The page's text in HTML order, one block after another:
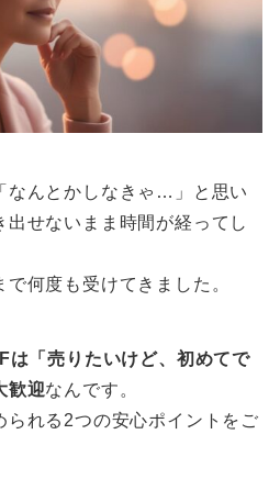
なんとかしなきゃ…」と思い
せないまま時間が経ってし
何度も受けてきました。
は「売りたいけど、初めてで
歓迎なんです。
られる2つの安心ポイントをご